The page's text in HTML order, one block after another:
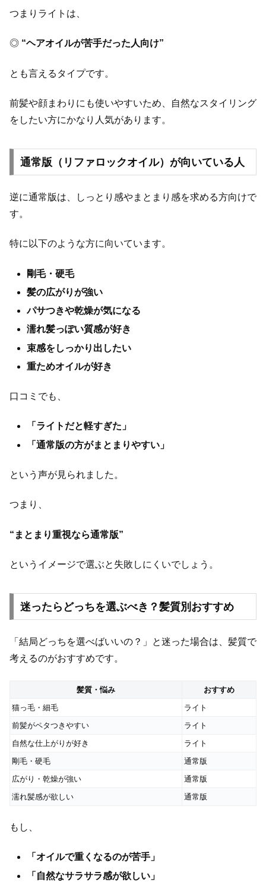
つまりライトは、
◎ “ヘアオイルが苦手だった人向け”
とも言えるタイプです。
前髪や顔まわりにも使いやすいため、自然なスタイリング
をしたい方にかなり人気があります。
通常版（リファロックオイル）が向いている人
逆に通常版は、しっとり感やまとまり感を求める方向けで
す。
特に以下のような方に向いています。
剛毛・硬毛
髪の広がりが強い
パサつきや乾燥が気になる
濡れ髪っぽい質感が好き
束感をしっかり出したい
重ためオイルが好き
口コミでも、
「ライトだと軽すぎた」
「通常版の方がまとまりやすい」
という声が見られました。
つまり、
“まとまり重視なら通常版”
というイメージで選ぶと失敗しにくいでしょう。
迷ったらどっちを選ぶべき？髪質別おすすめ
「結局どっちを選べばいいの？」と迷った場合は、髪質で
考えるのがおすすめです。
髪質・悩み
おすすめ
猫っ毛・細毛
ライト
前髪がペタつきやすい
ライト
自然な仕上がりが好き
ライト
剛毛・硬毛
通常版
広がり・乾燥が強い
通常版
濡れ髪感が欲しい
通常版
もし、
「オイルで重くなるのが苦手」
「自然なサラサラ感が欲しい」